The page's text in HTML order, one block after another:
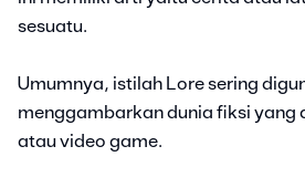
sesuatu.
Umumnya, istilah Lore sering
menggambarkan dunia fiksi yang
atau video game.